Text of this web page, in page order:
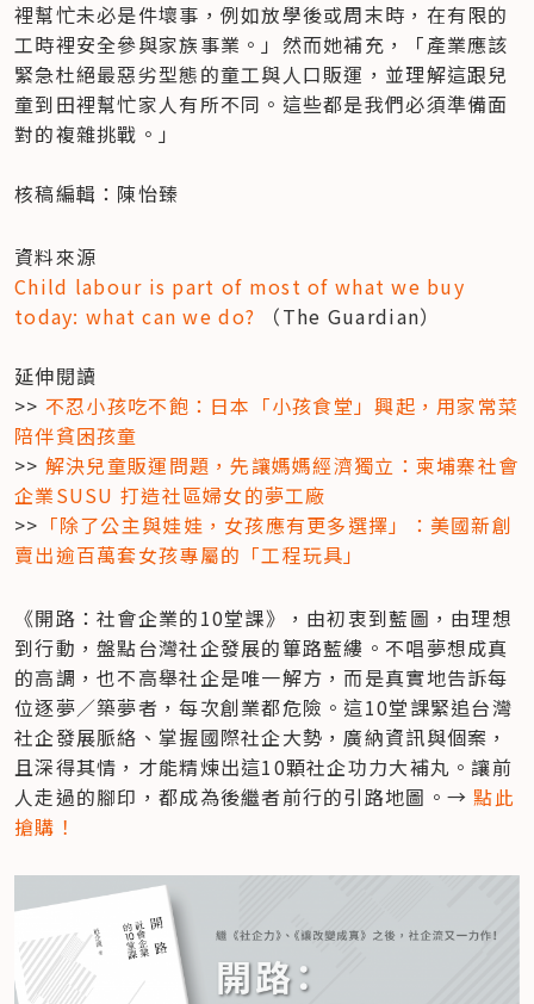
裡幫忙未必是件壞事，例如放學後或周末時，在有限的
工時裡安全參與家族事業。」然而她補充，「產業應該
緊急杜絕最惡劣型態的童工與人口販運，並理解這跟兒
童到田裡幫忙家人有所不同。這些都是我們必須準備面
對的複雜挑戰。」
核稿編輯：陳怡臻
Child labour is part of most of what we buy
today: what can we do? （The Guardian）
延伸閱讀
>> 不忍小孩吃不飽：日本「小孩食堂」興起，用家常菜
陪伴貧困孩童
>> 解決兒童販運問題，先讓媽媽經濟獨立：柬埔寨社會
企業SUSU 打造社區婦女的夢工廠
>> 「除了公主與娃娃，女孩應有更多選擇」：美國新創
賣出逾百萬套女孩專屬的「工程玩具」
《開路：社會企業的10堂課》，由初衷到藍圖，由理想
到行動，盤點台灣社企發展的篳路藍縷。不唱夢想成真
的高調，也不高舉社企是唯一解方，而是真實地告訴每
位逐夢／築夢者，每次創業都危險。這10堂課緊追台灣
社企發展脈絡、掌握國際社企大勢，廣納資訊與個案，
且深得其情，才能精煉出這10顆社企功力大補丸。讓前
人走過的腳印，都成為後繼者前行的引路地圖。→ 點此
搶購！